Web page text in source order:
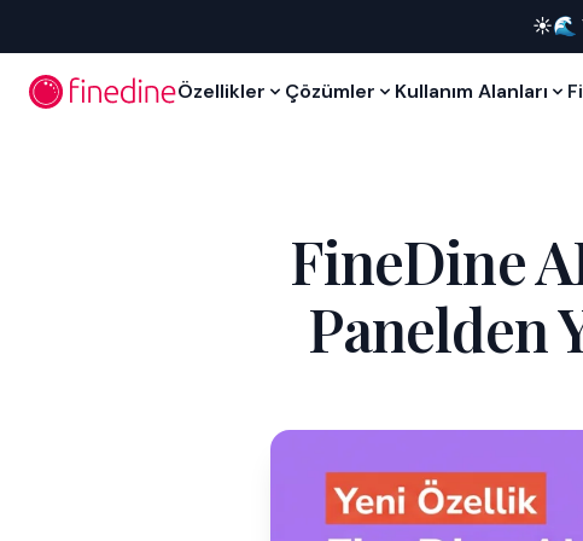
☀️🌊
Özellikler Çözümler Kullanım Alanları
FineDine
Panelden